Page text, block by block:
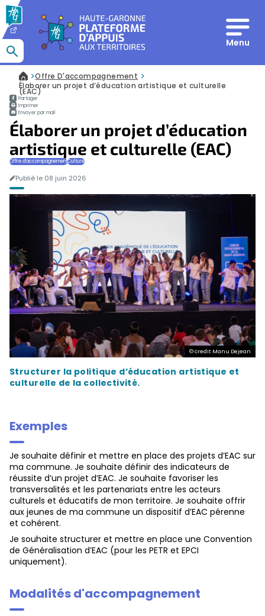
Que recherchez-vous ?
Menu
Accueil
>Offre D'accompagnement >
Élaborer un projet d’éducation artistique et culturelle
(EAC)
Partager
Imprimer
Envoyer par mail
Élaborer un projet d’éducation
artistique et culturelle (EAC)
Offre d'accompagnementCulture
Publié le 08 juin 2026
© credit Manu Dejean
Structurer la politique d’éducation artistique et
culturelle de la collectivité.
Exemples
Je souhaite définir et mettre en place des projets d’EAC sur
ma commune. Je souhaite définir des indicateurs de
réussite d’un projet d’EAC. Je souhaite favoriser les
transversalités et les partenariats entre les acteurs
culturels et éducatifs de mon territoire. Je souhaite offrir
aux jeunes de ma commune un dispositif d’EAC pérenne
et cohérent.
Je souhaite structurer et mettre en place une Convention
de Généralisation d’EAC (pour les PETR et EPCI
uniquement).
Modalités d'accompagnement
Panneau de gestion des cookies